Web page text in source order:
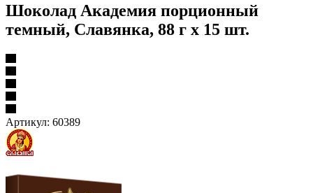
Шоколад Академия порционный
темный, Славянка, 88 г х 15 шт.
Артикул: 60389